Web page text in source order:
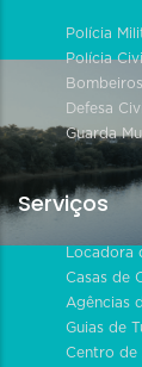
Polícia
Polícia
Bombeiros
Defesa Civil
Guarda
Serviços
Locadora
Casas de
Agências
Guias de
Centro de